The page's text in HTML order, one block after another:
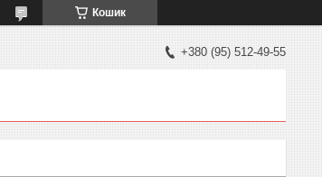
Кошик
+380 (95) 512-49-55